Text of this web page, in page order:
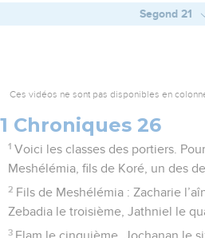
Segond 21
Ces vidéos ne sont pas disponibles en
1 Chroniques 26
1 Voici les classes des portiers.
Meshélémia, fils de Koré, un des
2 Fils de Meshélémia : Zacharie
Zebadia le troisième, Jathniel le
3 Elam le cinquième, Jochanan le